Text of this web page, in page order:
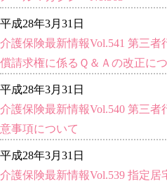
平成28年3月31日
介護保険最新情報Vol.541 第三
償請求権に係るＱ＆Ａの改正に
平成28年3月31日
介護保険最新情報Vol.540 第三
意事項について
平成28年3月31日
介護保険最新情報Vol.539 指定